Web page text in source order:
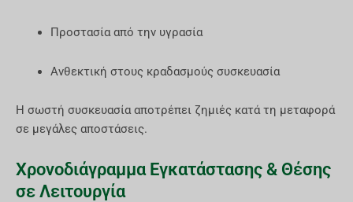
Προστασία από την υγρασία
Ανθεκτική στους κραδασμούς συσκευασία
Η σωστή συσκευασία αποτρέπει ζημιές κατά τη μεταφορά
σε μεγάλες αποστάσεις.
Χρονοδιάγραμμα Εγκατάστασης & Θέσης
σε Λειτουργία